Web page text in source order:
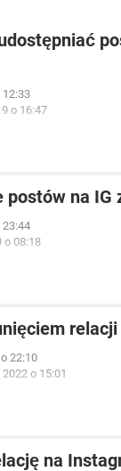
12:33
o 16:47
postów na IG
23:44
o 08:18
relacji
22:10
o 15:01
na